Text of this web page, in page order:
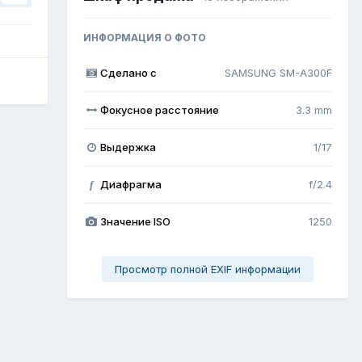
ИНФОРМАЦИЯ О ФОТО
Сделано с SAMSUNG SM-A300F
Фокусное расстояние 3.3 mm
Выдержка 1/17
f Диафрагма f/2.4
Значение ISO 1250
Просмотр полной EXIF информации